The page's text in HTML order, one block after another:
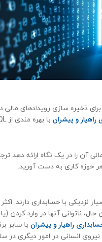
ذخیره سازی رویدادهای مالی
و پیشران با بهره مندی از MS SQL این نگرانی را مرتفع کرده است.
آن را در یک نگاه ارائه دهد
هر حوزه کاری به دست آورید.
نزدیکی با حسابداری دارند.
ناتوانی آنها در وارد کردن
راهیار و پیشران با سایر
انسانی در امور دیگری در